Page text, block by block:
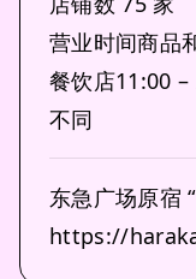
营业时间商品
餐饮店11:00
不同
东急广场原宿
https://